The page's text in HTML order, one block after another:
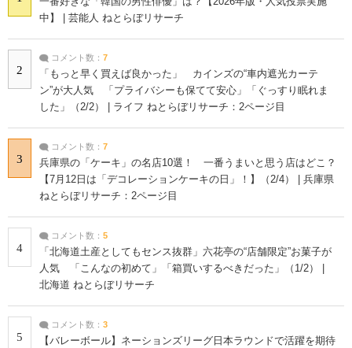
中】 | 芸能人 ねとらぼリサーチ
2
コメント数： 7
「もっと早く買えば良かった」 カインズの“車内遮光カーテ
ン”が大人気 「プライバシーも保てて安心」「ぐっすり眠れま
した」（2/2） | ライフ ねとらぼリサーチ：2ページ目
3
コメント数： 7
兵庫県の「ケーキ」の名店10選！ 一番うまいと思う店はどこ？
【7月12日は「デコレーションケーキの日」！】（2/4） | 兵庫県
ねとらぼリサーチ：2ページ目
4
コメント数： 5
「北海道土産としてもセンス抜群」六花亭の“店舗限定”お菓子が
人気 「こんなの初めて」「箱買いするべきだった」（1/2） |
北海道 ねとらぼリサーチ
5
コメント数： 3
【バレーボール】ネーションズリーグ日本ラウンドで活躍を期待